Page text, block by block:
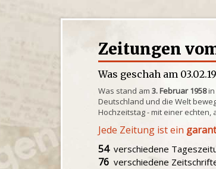
Zeitungen
Was geschah am
Was stand am3. Februar 1958in
Deutschland und die Welt
Hochzeitstag - mit einer echten,
Jede Zeitung ist ein
54verschiedene
76 verschiedene